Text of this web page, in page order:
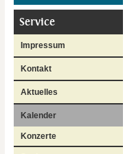
Service
Impressum
Kontakt
Aktuelles
Kalender
Konzerte